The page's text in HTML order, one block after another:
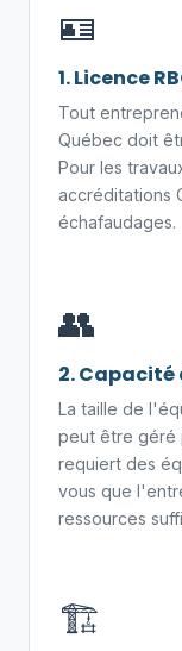
🪪
1. Licence
Tout
Québec doit
Pour les
accréditations
échafaudages.
👥
2. Capacité
La taille de
peut être géré
requiert des
vous que
ressources
🏗️